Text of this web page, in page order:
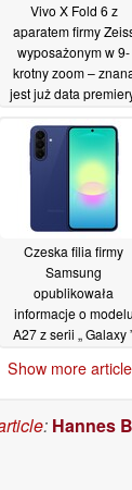
Vivo X Fold 6 z
aparatem firmy
wyposażonym w 9-
krotny zoom –
jest już data
wszystkich wersji
kolorystycznych oraz
nowy film 17/06/2026
Czeska filia firmy
Samsung
opublikowała
informacje o modelu
A27 z serii „ Galaxy
premierą,
specyfikację
techniczną
Show more
: Hannes